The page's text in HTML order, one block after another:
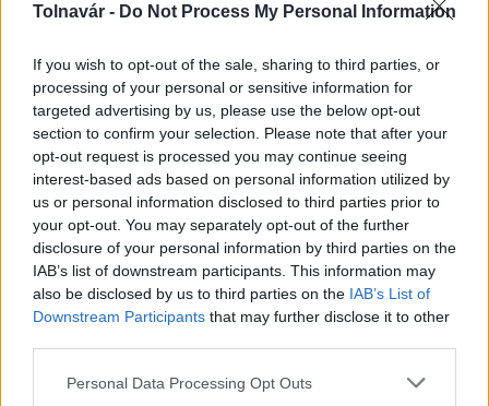
Tolnavár - Do Not Process My Personal Information
If you wish to opt-out of the sale, sharing to third parties, or
processing of your personal or sensitive information for
targeted advertising by us, please use the below opt-out
section to confirm your selection. Please note that after your
opt-out request is processed you may continue seeing
interest-based ads based on personal information utilized by
us or personal information disclosed to third parties prior to
your opt-out. You may separately opt-out of the further
disclosure of your personal information by third parties on the
IAB’s list of downstream participants. This information may
also be disclosed by us to third parties on the IAB’s List of
Downstream Participants that may further disclose it to other
Please note that this website/app uses one or more Google
Personal Data Processing Opt Outs
E-mail cím
Feliratkozom a hírlevélre és elfogadom az
adatvédelmi
szabályzatot!
FELIRATKOZÁS
Országos hírek